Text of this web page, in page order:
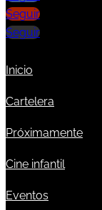
Seguir
Seguir
Inicio
Cartelera
Próximamente
Cine infantil
Eventos